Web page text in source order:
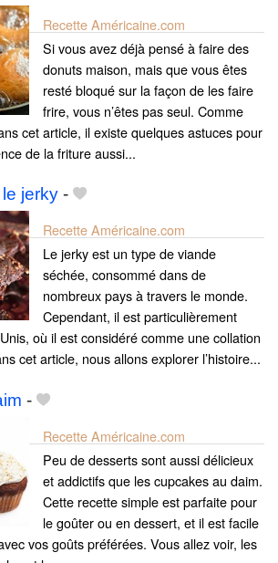
Recette Américaine.com
Si vous avez déjà pensé à faire des
donuts maison, mais que vous êtes
resté bloqué sur la façon de les faire
frire, vous n’êtes pas seul. Comme
cet article, il existe quelques astuces pour
de la friture aussi...
jerky -
Recette Américaine.com
Le jerky est un type de viande
séchée, consommé dans de
nombreux pays à travers le monde.
Cependant, il est particulièrement
où il est considéré comme une collation
cet article, nous allons explorer l’histoire...
-
Recette Américaine.com
Peu de desserts sont aussi délicieux
et addictifs que les cupcakes au daim.
Cette recette simple est parfaite pour
le goûter ou en dessert, et il est facile
vos goûts préférées. Vous allez voir, les